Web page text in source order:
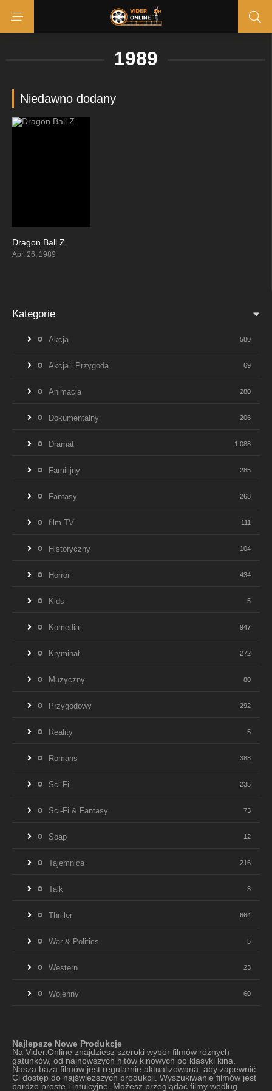
1989
Niedawno dodany
Dragon Ball Z
Apr. 26, 1989
Kategorie
Akcja 580
Akcja i Przygoda 69
Animacja 280
Dokumentalny 206
Dramat 1 088
Familijny 285
Fantasy 268
film TV 111
Historyczny 104
Horror 434
Kids 5
Komedia 947
Kryminał 272
Muzyczny 80
Przygodowy 292
Reality 5
Romans 388
Sci-Fi 235
Sci-Fi & Fantasy 73
Soap 12
Tajemnica 216
Talk 3
Thriller 664
War & Politics 5
Western 23
Wojenny 60
Najlepsze Nowe Produkcje
Na Vider.Online znajdziesz szeroki wybór filmów różnych
gatunków, od najnowszych hitów kinowych po klasyki kina.
Nasza baza filmów jest regularnie aktualizowana, aby zapewnić
Ci dostęp do najświeższych produkcji. Wyszukiwanie filmów jest
bardzo proste i intuicyjne. Możesz przeglądać filmy według